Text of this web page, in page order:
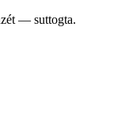
— suttogta.